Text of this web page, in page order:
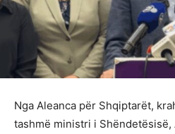
Nga Aleanca për Shqiptarët,
tashmë ministri i